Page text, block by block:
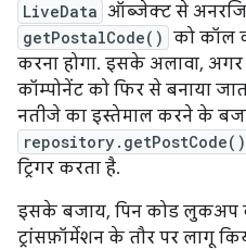
LiveData ऑब्जेक्ट से
getPostalCode() को कॉल
करना होगा. इसके अलावा,
कॉम्पोनेंट को फिर से बनाया
नतीजे का इस्तेमाल करने के
repository.getPostCode()
ट्रिगर करता है.
इसके बजाय, पिन कोड लुकअप
ट्रांसफ़ॉर्मेशन के तौर पर लागू